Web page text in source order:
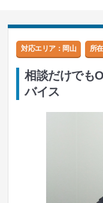
対応エリア：岡山 所
相談だけでも
バイス